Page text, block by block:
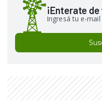
¡Enterate
Ingresá tu e-